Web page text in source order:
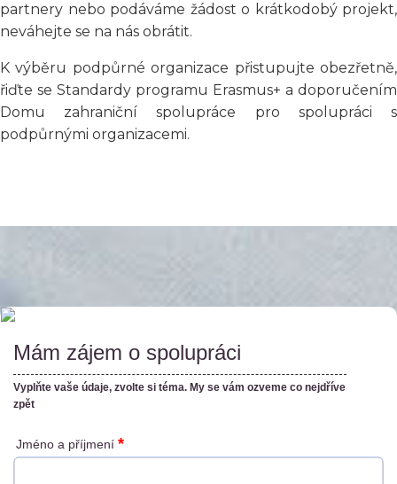
partnery nebo podáváme žádost o krátkodobý projekt,
neváhejte se na nás obrátit.
K výběru podpůrné organizace přistupujte obezřetně,
řiďte se Standardy programu Erasmus+ a doporučením
Domu zahraniční spolupráce pro spolupráci s
podpůrnými organizacemi.
Mám zájem o spolupráci
Vyplňte vaše údaje, zvolte si téma. My se vám ozveme co nejdříve
zpět
Jméno a příjmení *